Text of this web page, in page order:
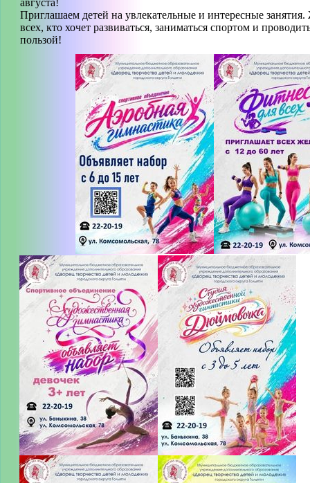
Приглашаем детей на увлекательные и интересные
всех, кто хочет развиваться, заниматься спортом и
пользой!